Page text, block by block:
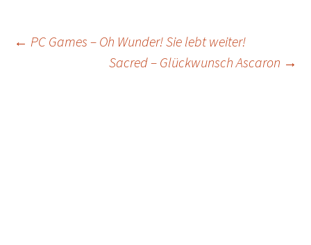
Post
← PC Games – Oh Wunder! Sie lebt weiter!
Sacred – Glückwunsch Ascaron →